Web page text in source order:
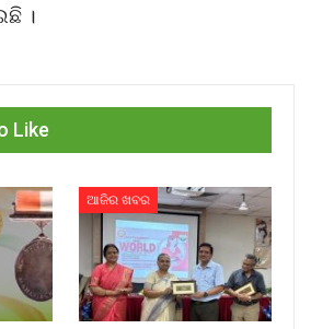
।
Like
ଆଜିର ଖବର